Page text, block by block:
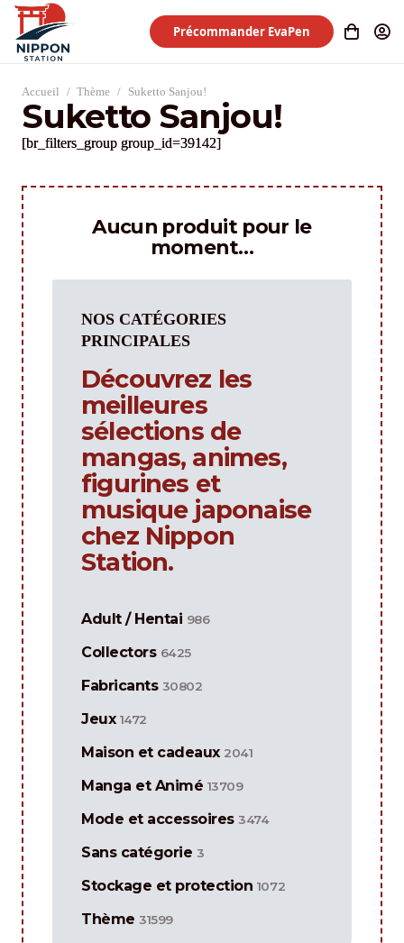
Précommander EvaPen
Accueil / Thème / Suketto Sanjou!
Suketto Sanjou!
[br_filters_group group_id=39142]
Aucun produit pour le
moment…
NOS CATÉGORIES
PRINCIPALES
Découvrez les
meilleures
sélections de
mangas, animes,
figurines et
musique japonaise
chez Nippon
Station.
Adult / Hentai 986
Collectors 6425
Fabricants 30802
Jeux 1472
Maison et cadeaux 2041
Manga et Animé 13709
Mode et accessoires 3474
Sans catégorie 3
Stockage et protection 1072
Thème 31599